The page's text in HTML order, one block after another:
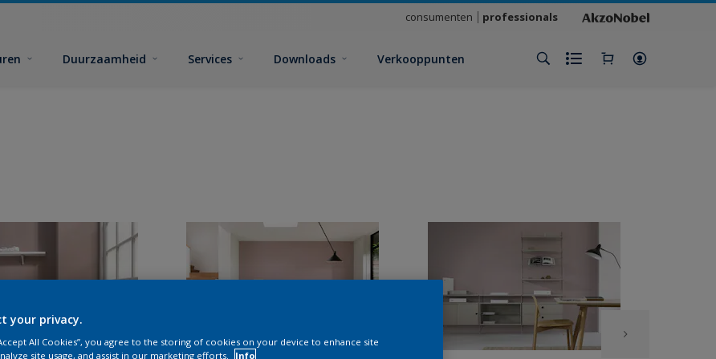
consumenten professionals
Duurzaamheid Services Downloads Verkooppunten
your privacy.
All Cookies”, you agree to the storing of cookies on your device to enhance site
site usage, and assist in our marketing efforts.
Info